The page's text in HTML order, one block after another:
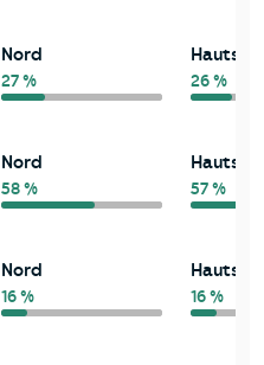
Nord
27 %
Hauts-
26 %
Nord
58 %
Hauts-
57 %
Nord
16 %
Hauts-
16 %